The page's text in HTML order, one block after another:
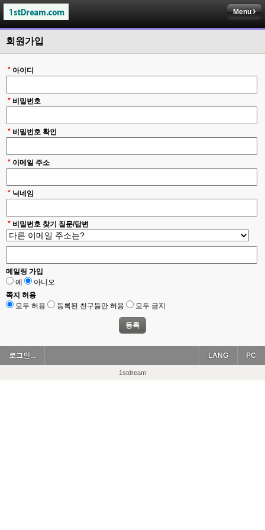
Menu
회원가입
아이디
*
비밀번호
*
비밀번호 확인
*
* 이메일 주소
* 닉네임
* 비밀번호 찾기 질문/답변
메일링 가입
예
아니오
쪽지 허용
모두 허용
등록된 친구들만 허용 모두 금지
로그인... PC
LANG
1stdream